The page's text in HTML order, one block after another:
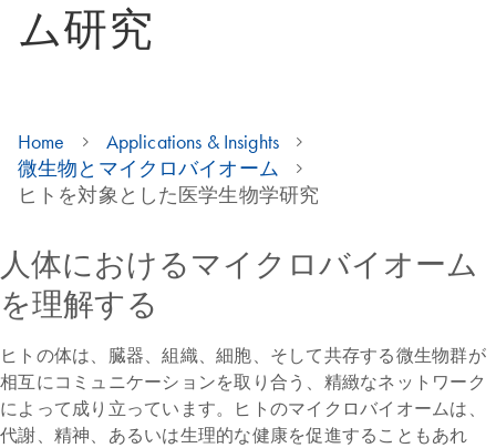
ム研究
Home
Applications & Insights
微生物とマイクロバイオーム
ヒトを対象とした医学生物学研究
人体におけるマイクロバイオーム
を理解する
ヒトの体は、臓器、組織、細胞、そして共存する微生物群が
相互にコミュニケーションを取り合う、精緻なネットワーク
によって成り立っています。ヒトのマイクロバイオームは、
代謝、精神、あるいは生理的な健康を促進することもあれ